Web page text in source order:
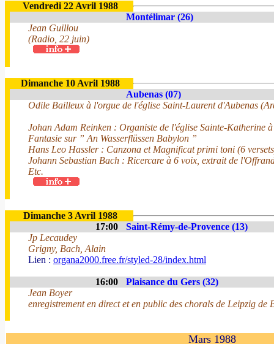
Vendredi 22 Avril 1988
Montélimar (26)
Jean Guillou
(Radio, 22 juin)
Dimanche 10 Avril 1988
Aubenas (07)
Odile Bailleux à l'orgue de l'église Saint-Laurent d'Aubenas
Johan Adam Reinken : Organiste de l'église Sainte-Katherine
Fantasie sur ” An Wasserflüssen Babylon ”
Hans Leo Hassler : Canzona et Magnificat primi toni (6
Johann Sebastian Bach : Ricercare à 6 voix, extrait de
Etc.
Dimanche 3 Avril 1988
17:00
Saint-Rémy-de-Provence (13)
Jp Lecaudey
Grigny, Bach, Alain
Lien : organa2000.free.fr/styled-28/index.html
16:00
Plaisance du Gers (32)
Jean Boyer
enregistrement en direct et en public des chorals de Leipzig de
Mars 1988